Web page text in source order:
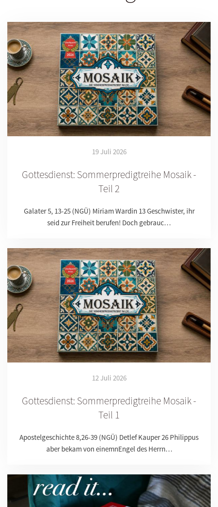
19 Juli 2026
Gottesdienst: Sommerpredigtreihe Mosaik -
Teil 2
Galater 5, 13-25 (NGÜ) Miriam Wardin 13 Geschwister, ihr
seid zur Freiheit berufen! Doch gebrauc…
12 Juli 2026
Gottesdienst: Sommerpredigtreihe Mosaik -
Teil 1
Apostelgeschichte 8,26-39 (NGÜ) Detlef Kauper 26 Philippus
aber bekam von einemnEngel des Herrn…